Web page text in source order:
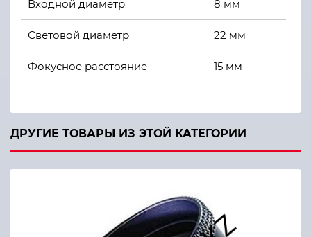
Входной диаметр 8 мм
Световой диаметр 22 мм
Фокусное расстояние 15 мм
Масса 19 г
ДРУГИЕ ТОВАРЫ ИЗ ЭТОЙ КАТЕГОРИИ